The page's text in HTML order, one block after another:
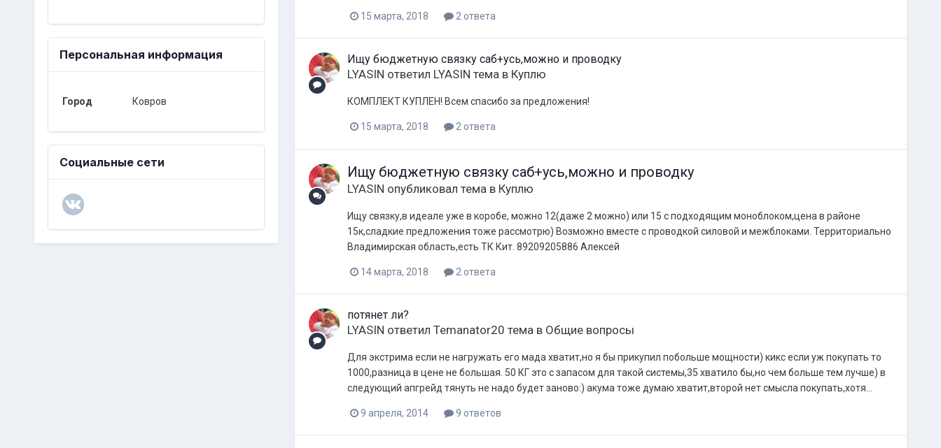
Персональная информация
Город Ковров
Социальные сети
15 марта, 2018 2 ответа
Ищу бюджетную связку саб+усь,можно и проводку
LYASIN ответил LYASIN тема в Куплю
КОМПЛЕКТ КУПЛЕН! Всем спасибо за предложения!
15 марта, 2018 2 ответа
Ищу бюджетную связку саб+усь,можно и проводку
LYASIN опубликовал тема в Куплю
Ищу связку,в идеале уже в коробе, можно 12(даже 2 можно) или 15 с подходящим моноблоком,цена в районе
15к,сладкие предложения тоже рассмотрю) Возможно вместе с проводкой силовой и межблоками. Территориально
Владимирская область,есть ТК Кит. 89209205886 Алексей
14 марта, 2018 2 ответа
потянет ли?
LYASIN ответил Temanator20 тема в Общие вопросы
Для экстрима если не нагружать его мада хватит,но я бы прикупил побольше мощности) кикс если уж покупать то
1000,разница в цене не большая. 50 КГ это с запасом для такой системы,35 хватило бы,но чем больше тем лучше) в
следующий апгрейд тянуть не надо будет заново:) акума тоже думаю хватит,второй нет смысла покупать,хотя...
9 апреля, 2014 9 ответов